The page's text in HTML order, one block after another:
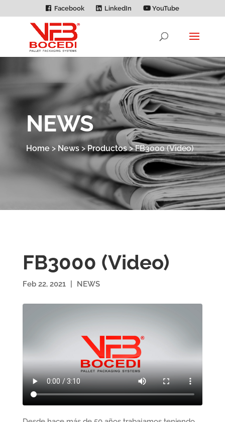
Facebook LinkedIn YouTube
NEWS
Home > News>Productos>FB3000 (Video)
FB3000 (Video)
Feb 22, 2021 NEWS